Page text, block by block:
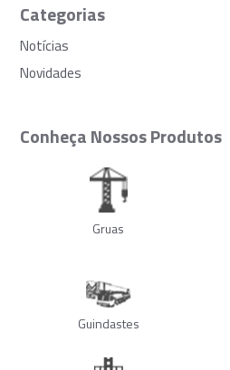
Categorias
Notícias
Novidades
Conheça Nossos Produtos
Gruas
Guindastes